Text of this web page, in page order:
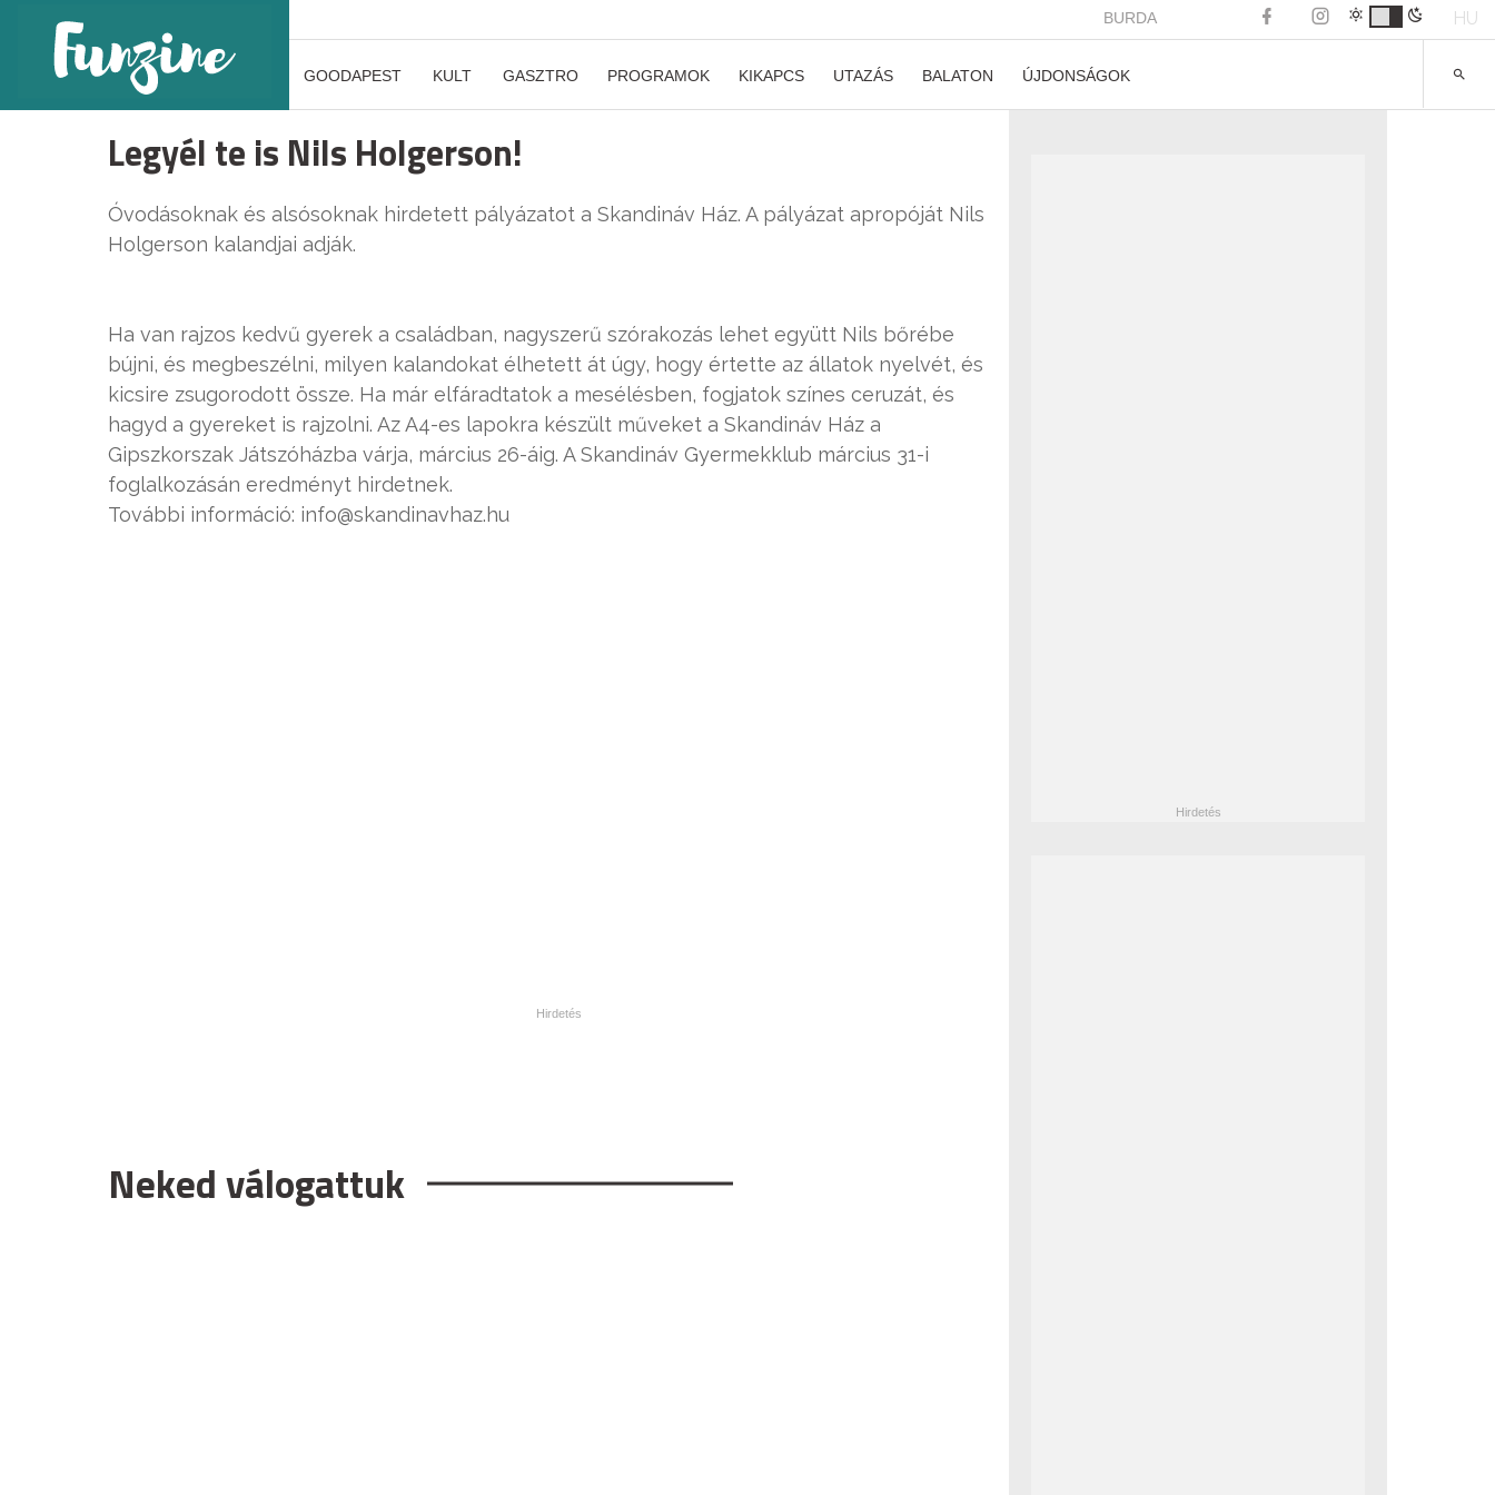
BURDA HU
GOODAPEST KULT GASZTRO PROGRAMOK KIKAPCS UTAZÁS BALATON ÚJDONSÁGOK
Legyél te is Nils Holgerson!
Óvodásoknak és alsósoknak hirdetett pályázatot a Skandináv Ház. A pályázat apropóját Nils
Holgerson kalandjai adják.
Ha van rajzos kedvű gyerek a családban, nagyszerű szórakozás lehet együtt Nils bőrébe
bújni, és megbeszélni, milyen kalandokat élhetett át úgy, hogy értette az állatok nyelvét, és
kicsire zsugorodott össze. Ha már elfáradtatok a mesélésben, fogjatok színes ceruzát, és
hagyd a gyereket is rajzolni. Az A4-es lapokra készült műveket a Skandináv Ház a
Gipszkorszak Játszóházba várja, március 26-áig. A Skandináv Gyermekklub március 31-i
foglalkozásán eredményt hirdetnek.
További információ: info@skandinavhaz.hu
Neked válogattuk